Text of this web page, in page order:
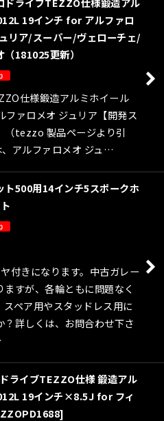
19インチ for アルファロ
リア/スーパー/ヴェローチェ/
181025更新）
仕様鍛造アルミホイール
ァロメオ ジュリア【開発ス
（tezzo 製品ページより引
アルファロメオ ジュ…
ト500用14インチ5スポークホ
付きになります。中古ガレー
すが、各輪ともに問題なく
スペア用やスタッドレス用に
？詳しくは、お問合わせ下さ
ライブTEZZO仕様 鍛造アル
19インチ×8.5J for フィ
]